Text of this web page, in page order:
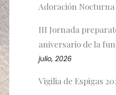
Adoración Nocturna
III Jornada
aniversario de la
julio, 2026
Vigilia de Espigas